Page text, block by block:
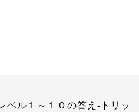
ベル１～１０の答え‐トリッ